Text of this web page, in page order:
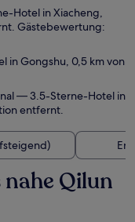
Hotel in Xiacheng,
Gästebewertung:
in Gongshu, 0,5 km von
— 3.5-Sterne-Hotel in
entfernt.
nahe Qilun